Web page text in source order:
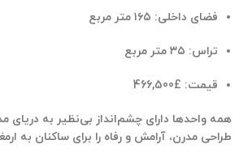
فضای داخلی: ۱۶۵ متر مربع
تراس: ۳۵ متر مربع
قیمت: £466,500
همه واحدها دارای چشم‌انداز بی‌نظیر به دریای
طراحی مدرن، آرامش و رفاه را برای ساکنان به